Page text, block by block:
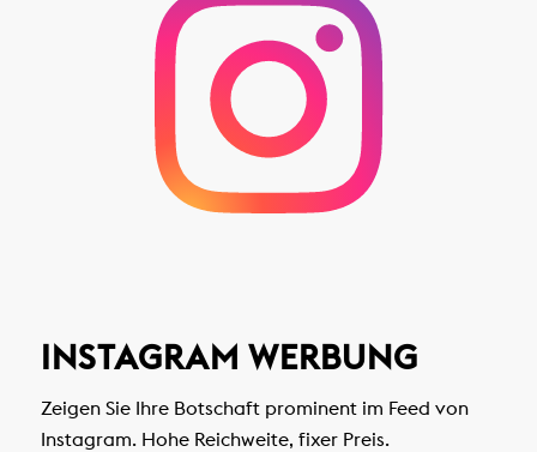
INSTAGRAM WERBUNG
Zeigen Sie Ihre Botschaft prominent im Feed von
Instagram. Hohe Reichweite, fixer Preis.